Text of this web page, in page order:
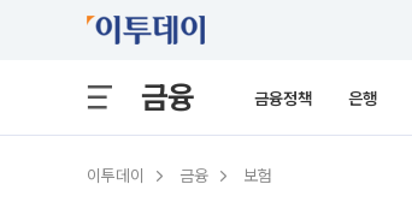
금융 금융정책 은행
이투데이 금융 보험